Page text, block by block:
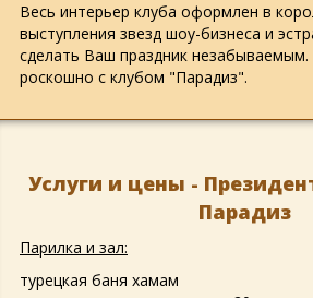
Весь интерьер клуба оформлен в
выступления звезд шоу-бизнеса и
сделать Ваш праздник незабываемым.
роскошно с клубом "Парадиз".
Услуги и цены -
Парадиз
Парилка и зал:
турецкая баня хамам